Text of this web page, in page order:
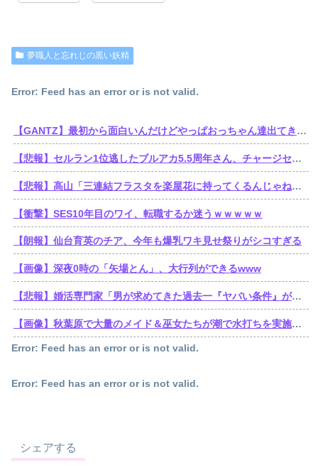
夢職人と忘れじの黒い妖精
Error: Feed has an error or is not valid.
【GANTZ】最初から面白いんだけどやっぱおっちゃん達出てきてから加速しだすなって…
【悲報】セルラン1位逃したブルアカ5.5周年さん、チャージセンターを言い訳にするも他のソシャゲもチャージセンター在りきでセルラン1位取ってることを指摘される
【悲報】高山「三連結フラスタを楽屋花に持ってくるんじゃねえぞ」学マスの三連結フラスタがシャニマスの注意書きで名指しされてしまう
【衝撃】SES10年目のワイ、転職するか迷うｗｗｗｗｗ
【朗報】仙台育英のチア、今年も爆乳ワキ見せ祭りがシコすぎる
【画像】深夜0時の「矢場とん」、大行列ができるwww
【悲報】婚活専門家「男が求めてきた過去一『ヤバい条件』がこれｗ」
【画像】秋葉原で大量のメイド＆巫女たちが潮で水打ちを実施www
Error: Feed has an error or is not valid.
Error: Feed has an error or is not valid.
シェアする